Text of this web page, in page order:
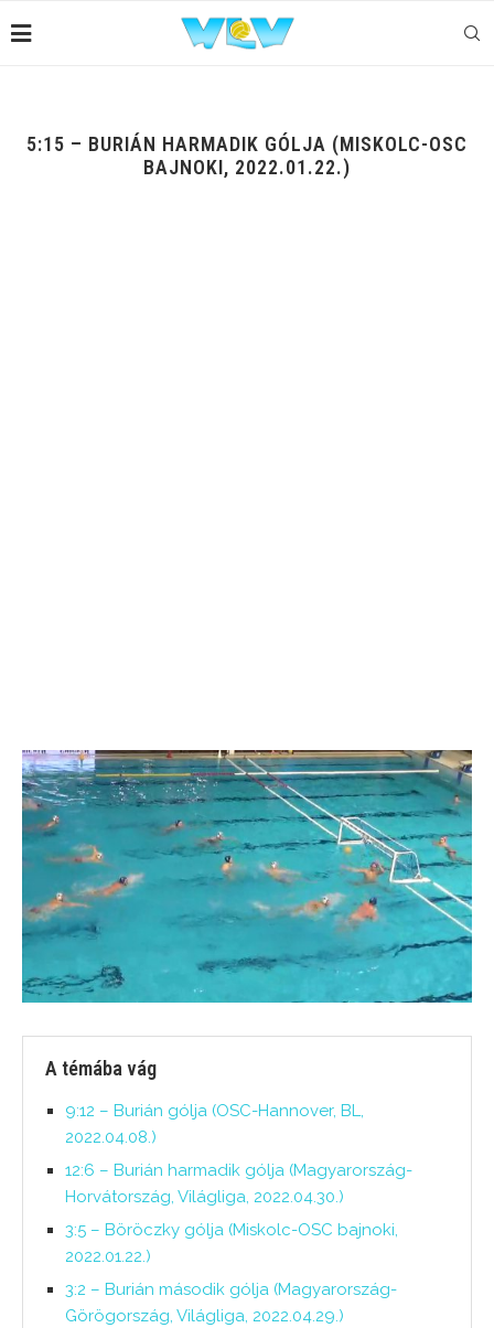
5:15 – BURIÁN HARMADIK GÓLJA (MISKOLC-OSC
BAJNOKI, 2022.01.22.)
A témába vág
9:12 – Burián gólja (OSC-Hannover, BL,
2022.04.08.)
12:6 – Burián harmadik gólja (Magyarország-
Horvátország, Világliga, 2022.04.30.)
3:5 – Böröczky gólja (Miskolc-OSC bajnoki,
2022.01.22.)
3:2 – Burián második gólja (Magyarország-
Görögország, Világliga, 2022.04.29.)